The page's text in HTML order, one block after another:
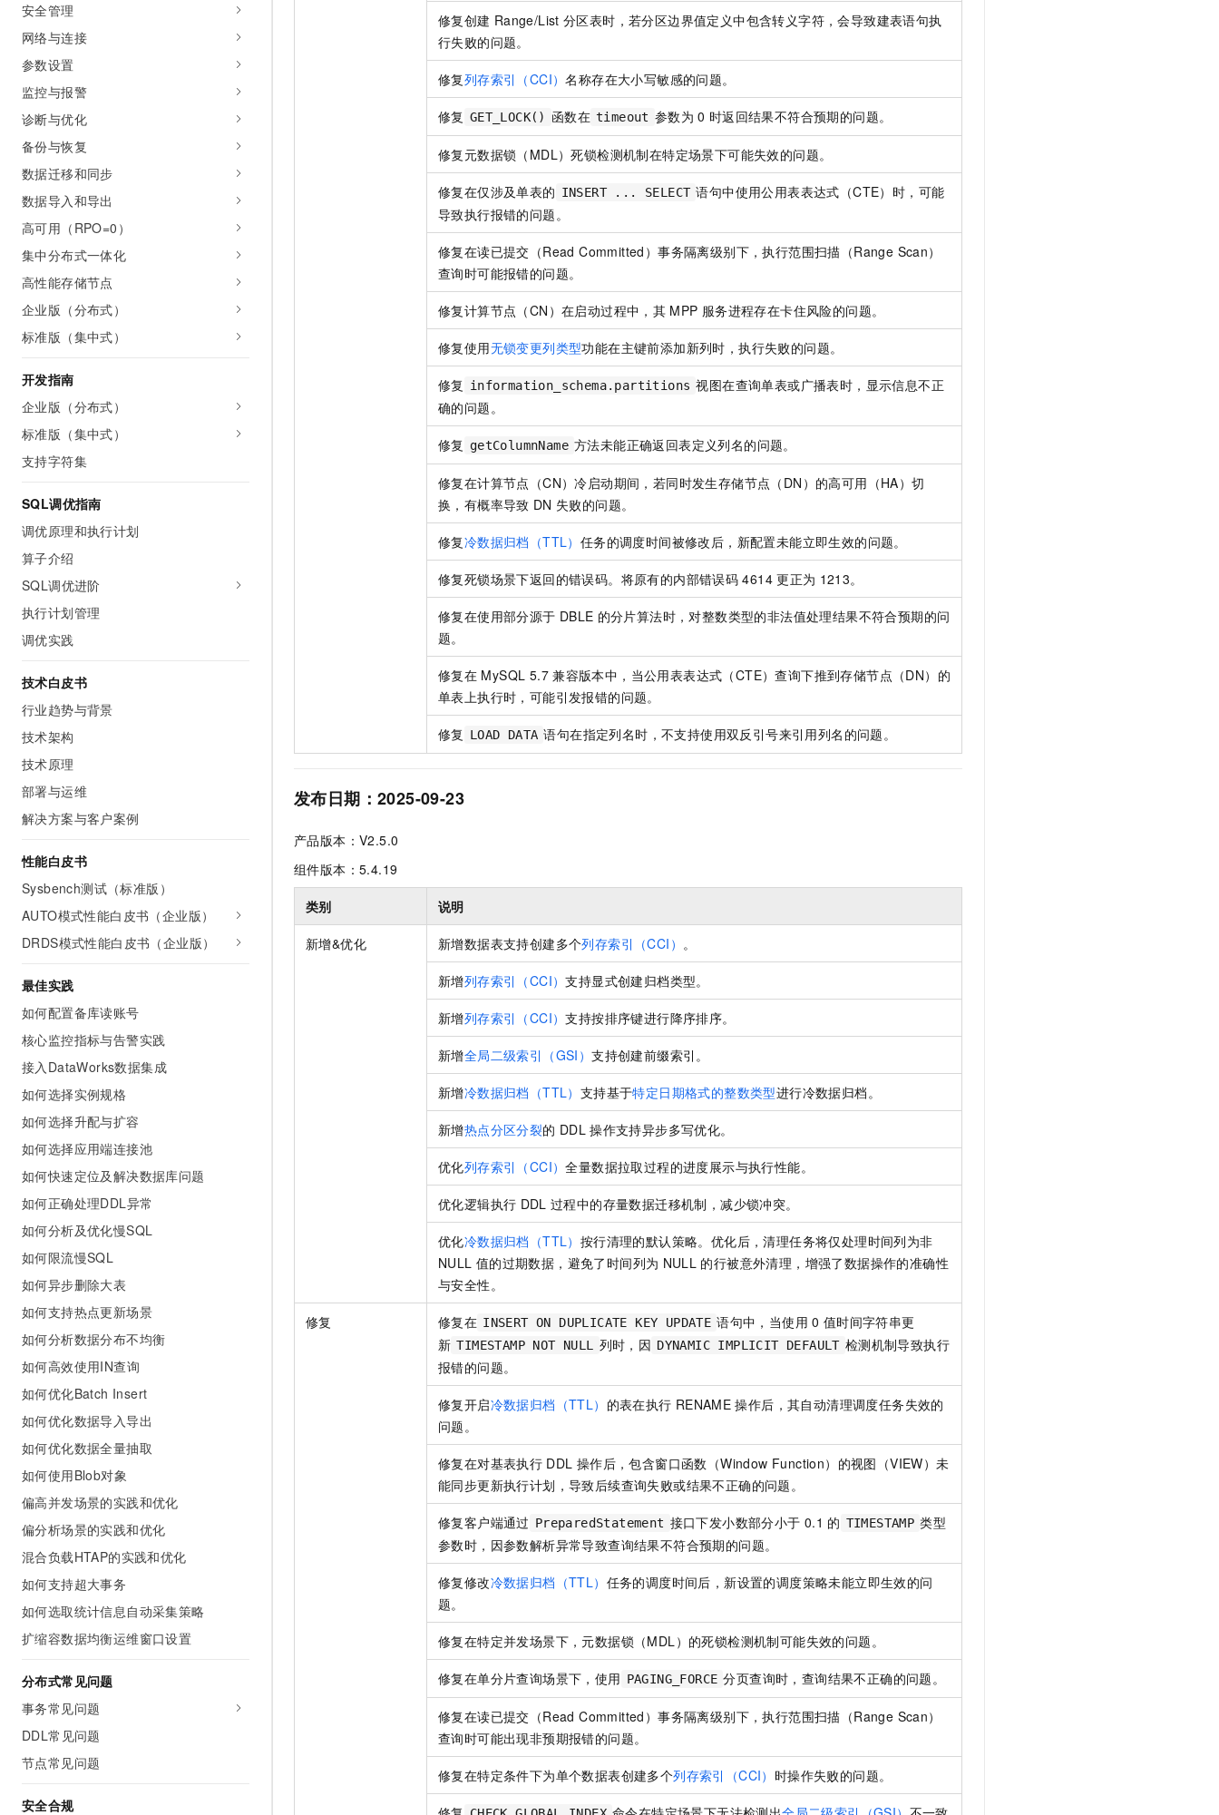
安全管理
网络与连接
参数设置
监控与报警
诊断与优化
备份与恢复
数据迁移和同步
数据导入和导出
高可用（RPO=0）
集中分布式一体化
高性能存储节点
企业版（分布式）
标准版（集中式）
开发指南
企业版（分布式）
标准版（集中式）
支持字符集
SQL调优指南
调优原理和执行计划
算子介绍
SQL调优进阶
执行计划管理
调优实践
技术白皮书
行业趋势与背景
技术架构
技术原理
部署与运维
解决方案与客户案例
性能白皮书
Sysbench测试（标准版）
AUTO模式性能白皮书（企业版）
DRDS模式性能白皮书（企业版）
最佳实践
如何配置备库读账号
核心监控指标与告警实践
接入DataWorks数据集成
如何选择实例规格
如何选择升配与扩容
如何选择应用端连接池
如何快速定位及解决数据库问题
如何正确处理DDL异常
如何分析及优化慢SQL
如何限流慢SQL
如何异步删除大表
如何支持热点更新场景
如何分析数据分布不均衡
如何高效使用IN查询
如何优化Batch Insert
如何优化数据导入导出
如何优化数据全量抽取
如何使用Blob对象
偏高并发场景的实践和优化
偏分析场景的实践和优化
混合负载HTAP的实践和优化
如何支持超大事务
如何选取统计信息自动采集策略
扩缩容数据均衡运维窗口设置
分布式常见问题
事务常见问题
DDL常见问题
节点常见问题
安全合规
修复创建 Range/List 分区表时，若分区边界值定义中包含转义字符，会导致建表语句执
行失败的问题。
修复列存索引（CCI）名称存在大小写敏感的问题。
修复 GET_LOCK() 函数在 timeout 参数为 0 时返回结果不符合预期的问题。
修复元数据锁（MDL）死锁检测机制在特定场景下可能失效的问题。
修复在仅涉及单表的 INSERT ... SELECT 语句中使用公用表表达式（CTE）时，可能
导致执行报错的问题。
修复在读已提交（Read Committed）事务隔离级别下，执行范围扫描（Range Scan）
查询时可能报错的问题。
修复计算节点（CN）在启动过程中，其 MPP 服务进程存在卡住风险的问题。
修复使用无锁变更列类型功能在主键前添加新列时，执行失败的问题。
修复 information_schema.partitions 视图在查询单表或广播表时，显示信息不正
确的问题。
修复 getColumnName 方法未能正确返回表定义列名的问题。
修复在计算节点（CN）冷启动期间，若同时发生存储节点（DN）的高可用（HA）切
换，有概率导致 DN 失败的问题。
修复冷数据归档（TTL） 任务的调度时间被修改后，新配置未能立即生效的问题。
修复死锁场景下返回的错误码。将原有的内部错误码 4614 更正为 1213。
修复在使用部分源于 DBLE 的分片算法时，对整数类型的非法值处理结果不符合预期的问
题。
修复在 MySQL 5.7 兼容版本中，当公用表表达式（CTE）查询下推到存储节点（DN）的
单表上执行时，可能引发报错的问题。
修复 LOAD DATA 语句在指定列名时，不支持使用双反引号来引用列名的问题。
发布日期：2025-09-23
产品版本：V2.5.0
组件版本：5.4.19
类别 说明
新增&优化 新增数据表支持创建多个列存索引（CCI） 。
新增列存索引（CCI）支持显式创建归档类型。
新增列存索引（CCI）支持按排序键进行降序排序。
新增全局二级索引（GSI）支持创建前缀索引。
新增冷数据归档（TTL） 支持基于特定日期格式的整数类型进行冷数据归档。
新增热点分区分裂的 DDL 操作支持异步多写优化。
优化列存索引（CCI）全量数据拉取过程的进度展示与执行性能。
优化逻辑执行 DDL 过程中的存量数据迁移机制，减少锁冲突。
优化冷数据归档（TTL） 按行清理的默认策略。优化后，清理任务将仅处理时间列为非
NULL 值的过期数据，避免了时间列为 NULL 的行被意外清理，增强了数据操作的准确性
与安全性。
修复 修复在 INSERT ON DUPLICATE KEY UPDATE 语句中，当使用 0 值时间字符串更
新 TIMESTAMP NOT NULL 列时，因 DYNAMIC IMPLICIT DEFAULT 检测机制导致执行
报错的问题。
修复开启冷数据归档（TTL） 的表在执行 RENAME 操作后，其自动清理调度任务失效的
问题。
修复在对基表执行 DDL 操作后，包含窗口函数（Window Function）的视图（VIEW）未
能同步更新执行计划，导致后续查询失败或结果不正确的问题。
修复客户端通过 PreparedStatement 接口下发小数部分小于 0.1 的 TIMESTAMP 类型
参数时，因参数解析异常导致查询结果不符合预期的问题。
修复修改冷数据归档（TTL） 任务的调度时间后，新设置的调度策略未能立即生效的问
题。
修复在特定并发场景下，元数据锁（MDL）的死锁检测机制可能失效的问题。
修复在单分片查询场景下，使用 PAGING_FORCE 分页查询时，查询结果不正确的问题。
修复在读已提交（Read Committed）事务隔离级别下，执行范围扫描（Range Scan）
查询时可能出现非预期报错的问题。
修复在特定条件下为单个数据表创建多个列存索引（CCI） 时操作失败的问题。